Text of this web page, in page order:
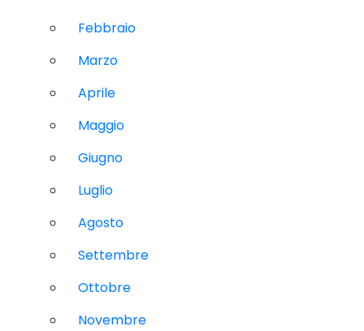
Febbraio
Marzo
Aprile
Maggio
Giugno
Luglio
Agosto
Settembre
Ottobre
Novembre